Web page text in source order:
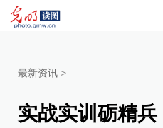
最新资讯 >
实战实训砺精兵